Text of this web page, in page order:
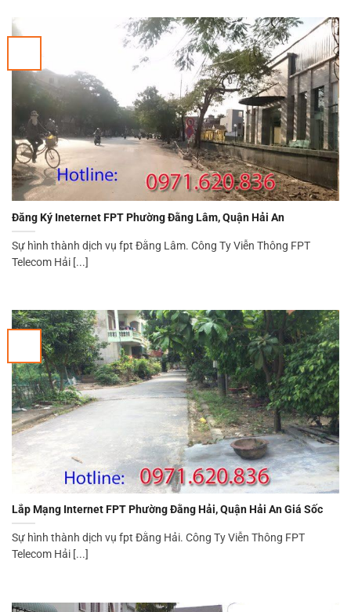
Đăng Ký Ineternet FPT Phường Đằng Lâm, Quận Hải An
Sự hình thành dịch vụ fpt Đằng Lâm. Công Ty Viễn Thông FPT
Telecom Hải [...]
Lắp Mạng Internet FPT Phường Đằng Hải, Quận Hải An Giá Sốc
Sự hình thành dịch vụ fpt Đằng Hải. Công Ty Viễn Thông FPT
Telecom Hải [...]